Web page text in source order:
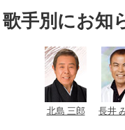
歌手別にお知
北島 三郎 長井